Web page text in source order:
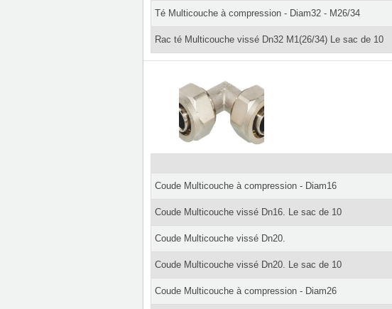
Té Multicouche à compression - Diam32 - M26/34
Rac té Multicouche vissé Dn32 M1(26/34) Le sac de 10
Coude Multicouche à compression - Diam16
Coude Multicouche vissé Dn16. Le sac de 10
Coude Multicouche vissé Dn20.
Coude Multicouche vissé Dn20. Le sac de 10
Coude Multicouche à compression - Diam26